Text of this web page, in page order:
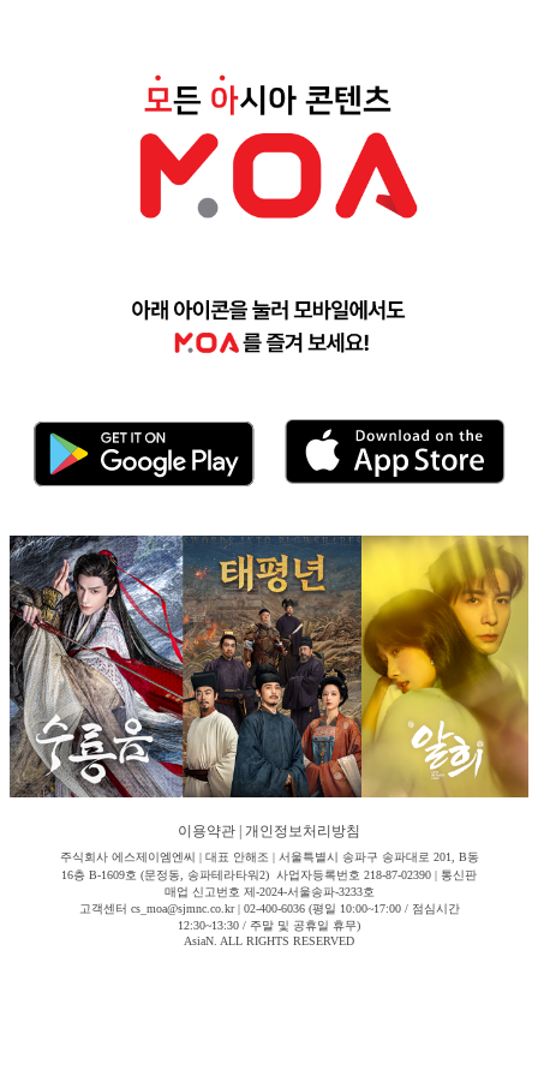
이용약관 개인정보처리방침
주식회사 에스제이엠엔씨 | 대표 안해조 | 서울특별시 송파구 송파대로 201, B동
16층 B-1609호 (문정동, 송파테라타워2) 사업자등록번호 218-87-02390 | 통신판
매업 신고번호 제-2024-서울송파-3233호
고객센터 cs_moa@sjmnc.co.kr | 02-400-6036 (평일 10:00~17:00 / 점심시간
12:30~13:30 / 주말 및 공휴일 휴무)
AsiaN. ALL RIGHTS RESERVED